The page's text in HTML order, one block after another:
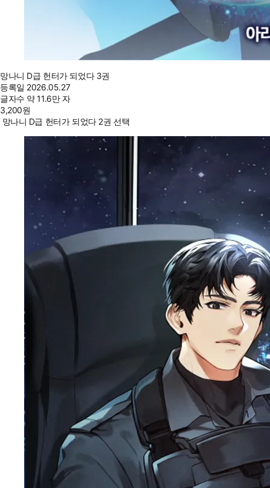
망나니 D급 헌터가 되었다 3권
등록일 2026.05.27
글자수 약 11.6만 자
3,200원
망나니 D급 헌터가 되었다 2권 선택